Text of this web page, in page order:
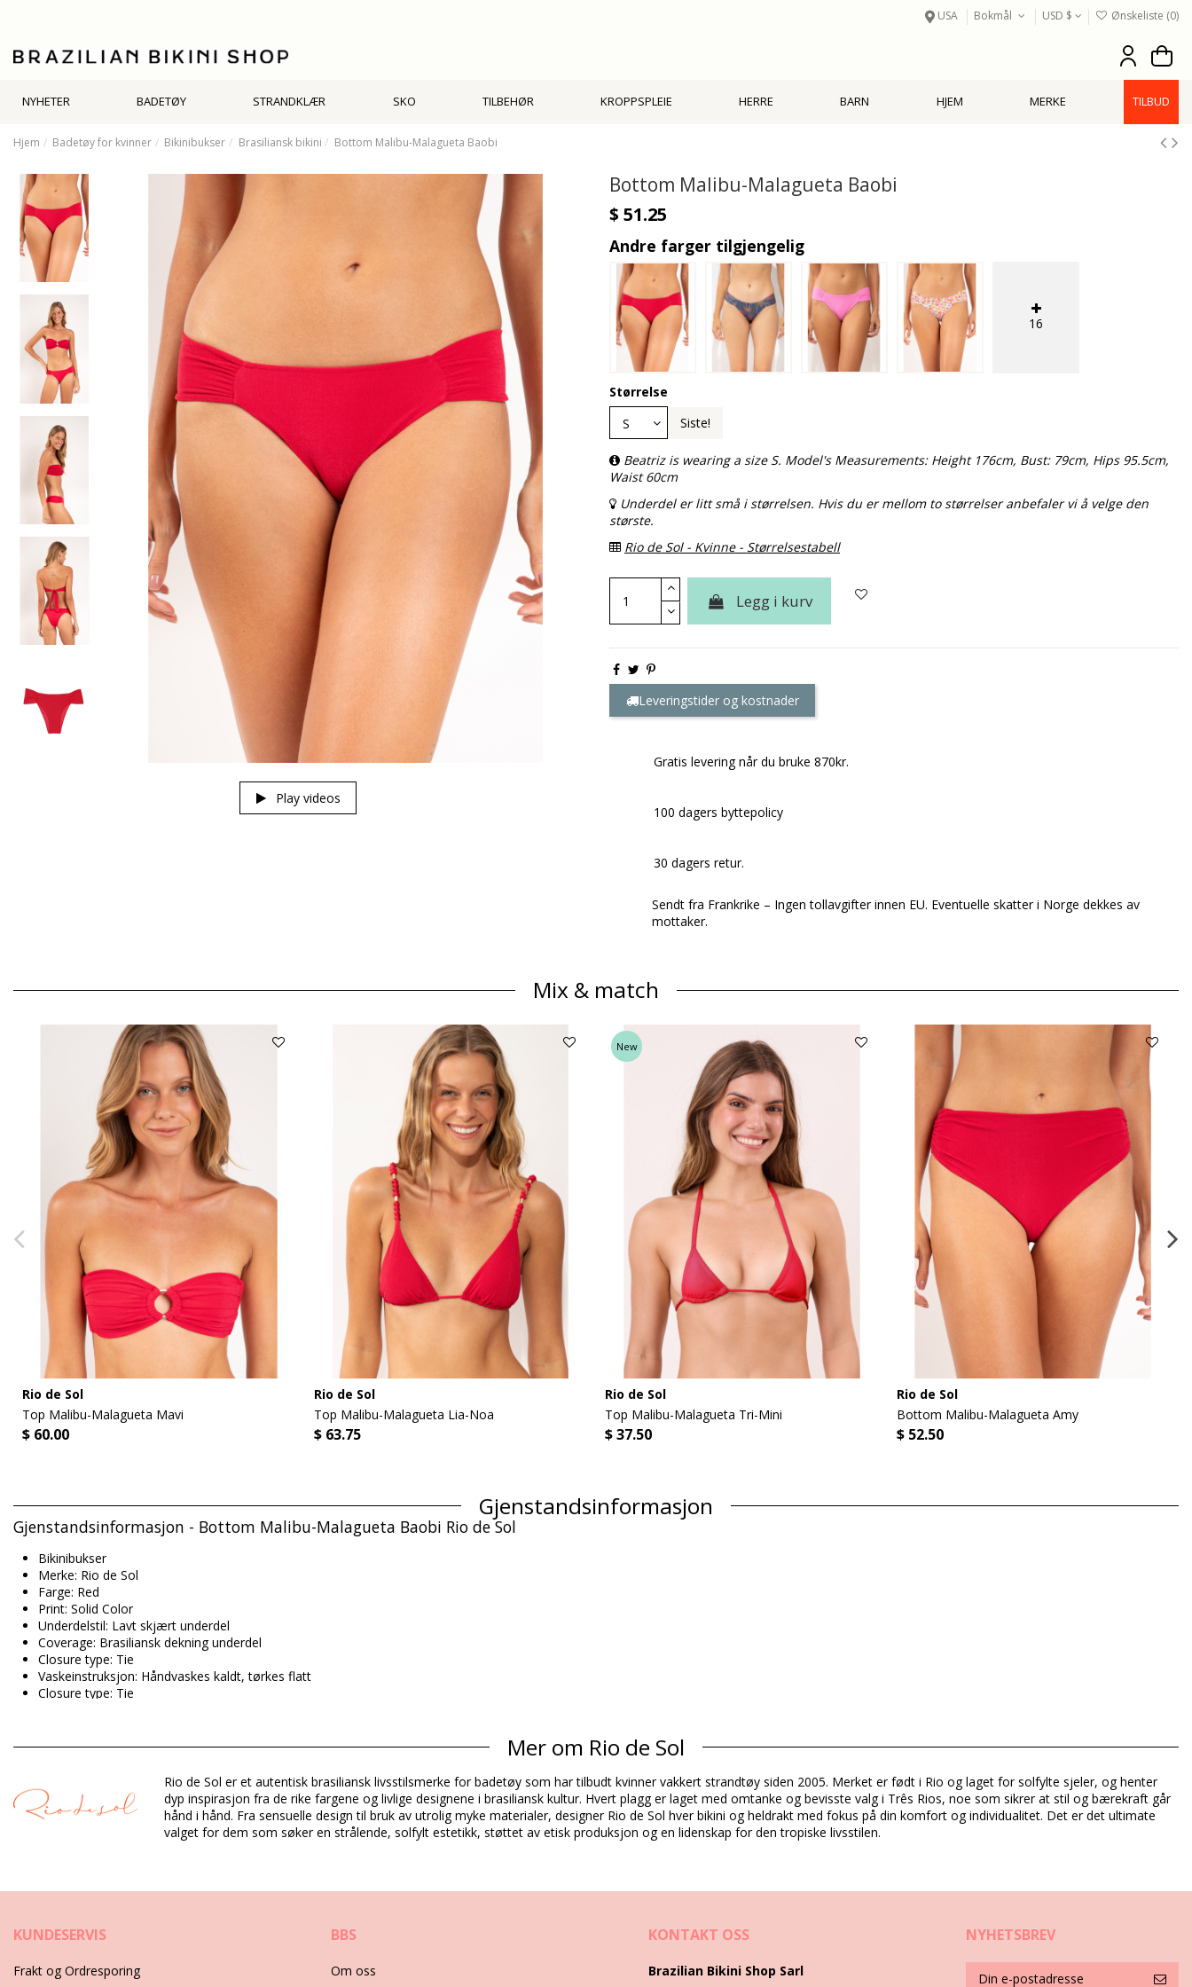
USA Bokmål USD $ Ønskeliste (0)
NYHETER BADETØY STRANDKLÆR SKO TILBEHØR KROPPSPLEIE HERRE BARN HJEM MERKE TILBUD
Hjem Badetøy for kvinner Bikinibukser Brasiliansk bikini Bottom Malibu-Malagueta Baobi
Play videos
Bottom Malibu-Malagueta Baobi
$ 51.25
Andre farger tilgjengelig
16
Størrelse
Siste!
Beatriz is wearing a size S. Model's Measurements: Height 176cm, Bust: 79cm, Hips 95.5cm,
Waist 60cm
Underdel er litt små i størrelsen. Hvis du er mellom to størrelser anbefaler vi å velge den
største.
Rio de Sol - Kvinne - Størrelsestabell
Legg i kurv
Leveringstider og kostnader
Gratis levering når du bruke 870kr.
100 dagers byttepolicy
30 dagers retur.
Sendt fra Frankrike – Ingen tollavgifter innen EU. Eventuelle skatter i Norge dekkes av
mottaker.
Mix & match
Rio de Sol
Top Malibu-Malagueta Mavi
$ 60.00
Rio de Sol
Top Malibu-Malagueta Lia-Noa
$ 63.75
New
Rio de Sol
Top Malibu-Malagueta Tri-Mini
$ 37.50
Rio de Sol
Bottom Malibu-Malagueta Amy
$ 52.50
Gjenstandsinformasjon
Gjenstandsinformasjon - Bottom Malibu-Malagueta Baobi Rio de Sol
Bikinibukser
Merke: Rio de Sol
Farge: Red
Print: Solid Color
Underdelstil: Lavt skjært underdel
Coverage: Brasiliansk dekning underdel
Closure type: Tie
Vaskeinstruksjon: Håndvaskes kaldt, tørkes flatt
Closure type: Tie
Sammensetning
Sammensetning: 84% Biodegradable Nylon (AMNI SOUL ECO), 16% Spandex (LYCRA) - OEKO-TEX - Chlorine Resistant
Fôr: 84% Biodegradable Nylon (AMNI SOUL ECO), 16% Spandex (LYCRA) - OEKO-TEX - Chlorine Resistant
UV Protection: UPF 50+
Produkt informasjon
Pakken inneholder: 1 x Bikinibukser (Annet tilbehør er ikke inkludert)
SKU: 1981126562
EAN: XS (7899810434012), S (7899810434005), M (7899810433992), L (7899810433985), XL (7899810433978)
Vekt: 45g / 0.1lb / 1.59oz
Retusjerte foto
Mer om Rio de Sol
Rio de Sol er et autentisk brasiliansk livsstilsmerke for badetøy som har tilbudt kvinner vakkert strandtøy siden 2005. Merket er født i Rio og laget for solfylte sjeler, og henter
dyp inspirasjon fra de rike fargene og livlige designene i brasiliansk kultur. Hvert plagg er laget med omtanke og bevisste valg i Três Rios, noe som sikrer at stil og bærekraft går
hånd i hånd. Fra sensuelle design til bruk av utrolig myke materialer, designer Rio de Sol hver bikini og heldrakt med fokus på din komfort og individualitet. Det er det ultimate
valget for dem som søker en strålende, solfylt estetikk, støttet av etisk produksjon og en lidenskap for den tropiske livsstilen.
KUNDESERVIS
Frakt og Ordresporing
BBS
Om oss
KONTAKT OSS
Brazilian Bikini Shop Sarl
NYHETSBREV